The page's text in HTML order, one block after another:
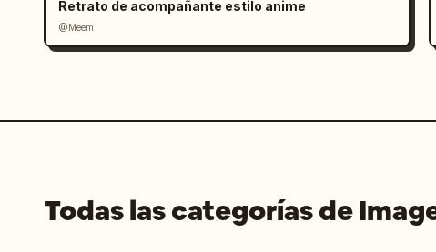
Retrato de acompañante estilo anime
@Meem
Todas las categorías de